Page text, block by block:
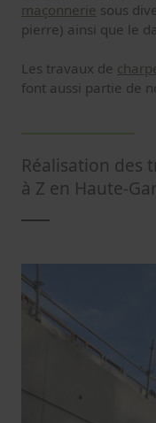
maçonnerie sous
pierre) ainsi que le
Les travaux de
font aussi partie de
Réalisation des
à Z en Haute-